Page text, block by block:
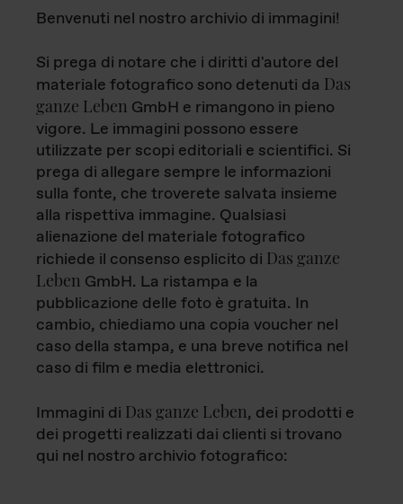
Benvenuti nel nostro archivio di immagini!
Si prega di notare che i diritti d'autore del
materiale fotografico sono detenuti da Das
ganze Leben GmbH e rimangono in pieno
vigore. Le immagini possono essere
utilizzate per scopi editoriali e scientifici. Si
prega di allegare sempre le informazioni
sulla fonte, che troverete salvata insieme
alla rispettiva immagine. Qualsiasi
alienazione del materiale fotografico
richiede il consenso esplicito di Das ganze
Leben GmbH. La ristampa e la
pubblicazione delle foto è gratuita. In
cambio, chiediamo una copia voucher nel
caso della stampa, e una breve notifica nel
caso di film e media elettronici.
Immagini di Das ganze Leben, dei prodotti e
dei progetti realizzati dai clienti si trovano
qui nel nostro archivio fotografico: